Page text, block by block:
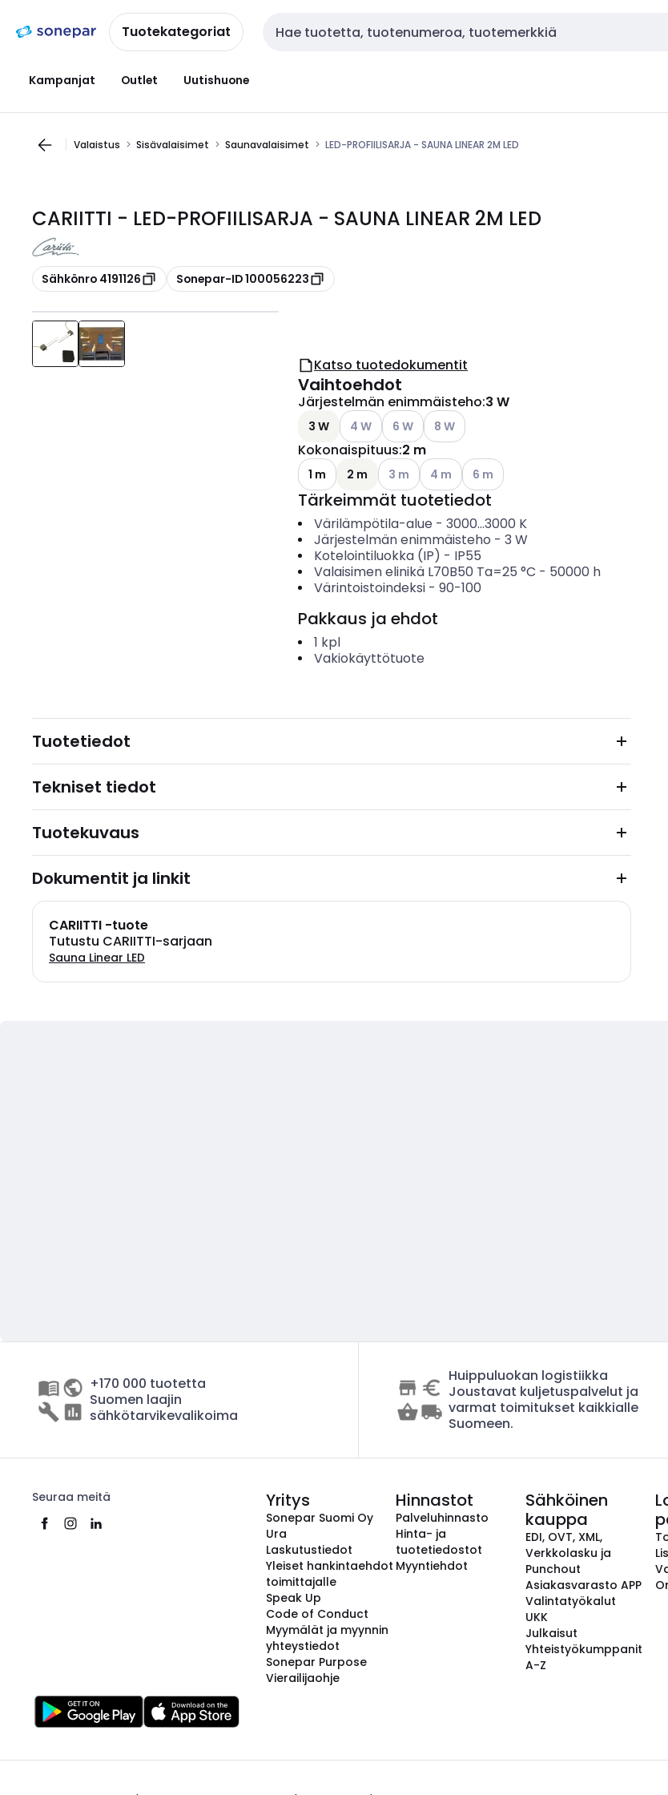
navigointiinsisältöönTuotekategoriat Haku
Kampanjat Outlet Uutishuone
Valaistus Sisävalaisimet Saunavalaisimet LED-PROFIILISARJA - SAUNA LINEAR 2M LED
CARIITTI - LED-PROFIILISARJA - SAUNA LINEAR 2M LED
Kopioi
Sähkönro 4191126 Kopioi
Sonepar-ID 100056223
Katso tuotedokumentit
Vaihtoehdot
Järjestelmän enimmäisteho:3 W
3 W Katso käytettävissä olevat vaihtoehdot
4 W Katso käytettävissä olevat vaihtoehdot
6 W Katso käytettävissä olevat vaihtoehdot
8 W
Kokonaispituus:2 m
1 m 2 m Katso käytettävissä olevat vaihtoehdot
3 m Katso käytettävissä olevat vaihtoehdot
4 m Katso käytettävissä olevat
6 m
Tärkeimmät tuotetiedot
Värilämpötila-alue - 3000...3000 K
Järjestelmän enimmäisteho - 3 W
Kotelointiluokka (IP) - IP55
Valaisimen elinikä L70B50 Ta=25 °C - 50000 h
Värintoistoindeksi- 90-100
Pakkaus ja ehdot
1 kpl
Vakiokäyttötuote
Tuotetiedot
Tekniset tiedot
Tuotekuvaus
Dokumentit ja linkit
CARIITTI -tuote
Tutustu CARIITTI-sarjaan
Sauna Linear LED
+170 000 tuotetta
Suomen laajin
sähkötarvikevalikoima
Huippuluokan logistiikka
Joustavat kuljetuspalvelut ja
varmat toimitukset kaikkialle
Suomeen.
Seuraa meitä Yritys
Sonepar Suomi Oy
Ura
Laskutustiedot
Yleiset hankintaehdot
toimittajalle
Speak Up
Code of Conduct
Myymälät ja myynnin
yhteystiedot
Sonepar Purpose
Vierailijaohje
Hinnastot
Palveluhinnasto
Hinta- ja
tuotetiedostot
Myyntiehdot
Sähköinen
kauppa
EDI, OVT, XML,
Verkkolasku ja
Punchout
Asiakasvarasto APP
Valintatyökalut
UKK
Julkaisut
Yhteistyökumppanit
A-Z